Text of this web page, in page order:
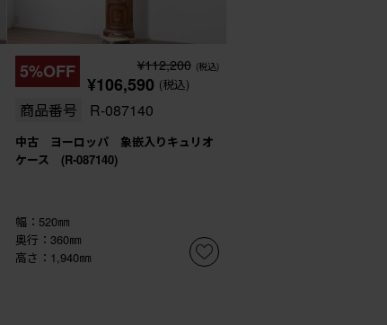
5%OFF ¥112,200 (税込)
¥106,590 (税込)
商品番号 R-087140
中古 ヨーロッパ 象嵌入りキュリオ
ケース (R-087140)
幅：520㎜
奥行：360㎜
高さ：1,940㎜